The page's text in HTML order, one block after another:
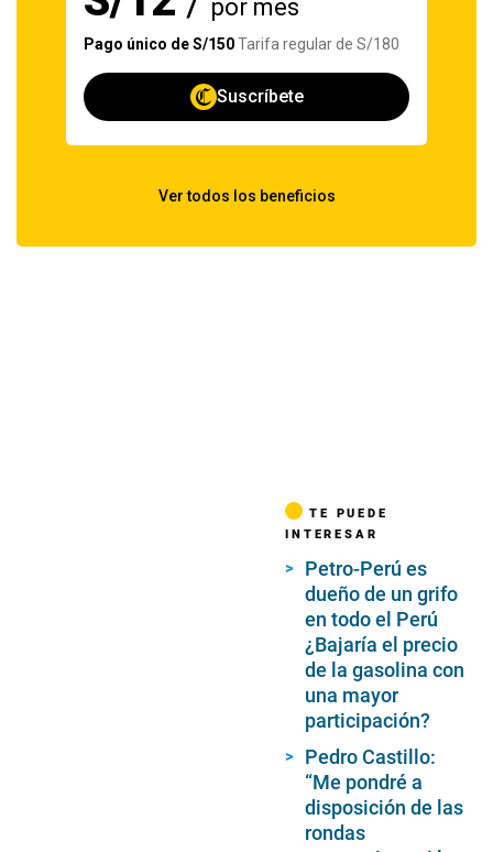
TE PUEDE
INTERESAR
Petro-Perú es
dueño de un grifo
en todo el Perú
¿Bajaría el precio
de la gasolina con
una mayor
participación?
Pedro Castillo:
“Me pondré a
disposición de las
rondas